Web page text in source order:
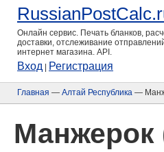
Онлайн сервис. Печать бланков,
доставки, отслеживание
интернет магазина. API.
Вход Регистрация
Главная — Алтай Республика —
Манжерок